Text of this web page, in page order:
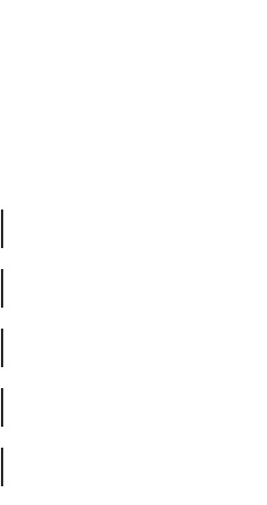
|
|
|
|
|